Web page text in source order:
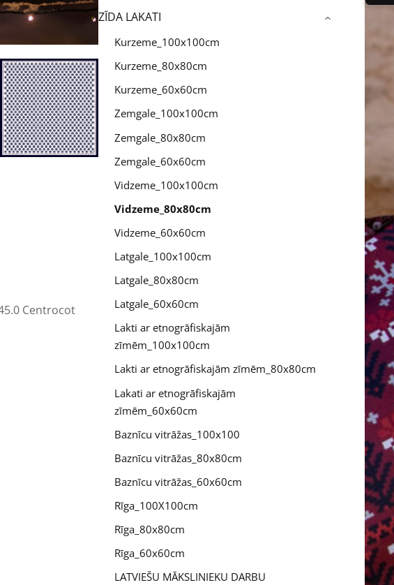
ZĪDA LAKATI
Kurzeme_100x100cm
Kurzeme_80x80cm
Kurzeme_60x60cm
Zemgale_100x100cm
Zemgale_80x80cm
Zemgale_60x60cm
Vidzeme_100x100cm
Vidzeme_80x80cm
Vidzeme_60x60cm
Latgale_100x100cm
Latgale_80x80cm
Latgale_60x60cm
Lakti ar etnogrāfiskajām
zīmēm_100x100cm
Lakti ar etnogrāfiskajām zīmēm_80x80cm
Lakati ar etnogrāfiskajām
zīmēm_60x60cm
Baznīcu vitrāžas_100x100
Baznīcu vitrāžas_80x80cm
Baznīcu vitrāžas_60x60cm
Rīga_100X100cm
Rīga_80x80cm
Rīga_60x60cm
LATVIEŠU MĀKSLINIEKU DARBU
›
Centrocot